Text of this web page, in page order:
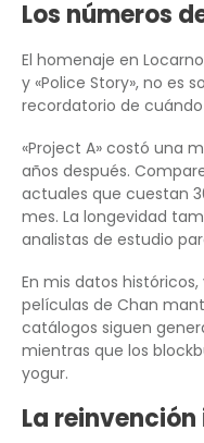
Los números
El homenaje en
y «Police Story», no es
recordatorio de
«Project A» costó una
años después.
actuales que cuestan
mes. La longevidad
analistas de estudio
En mis datos
películas de Chan
catálogos siguen
mientras que los
yogur.
La